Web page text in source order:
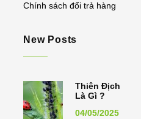
Chính sách đổi trả hàng
New Posts
Thiên Địch
Là Gì ?
04/05/2025